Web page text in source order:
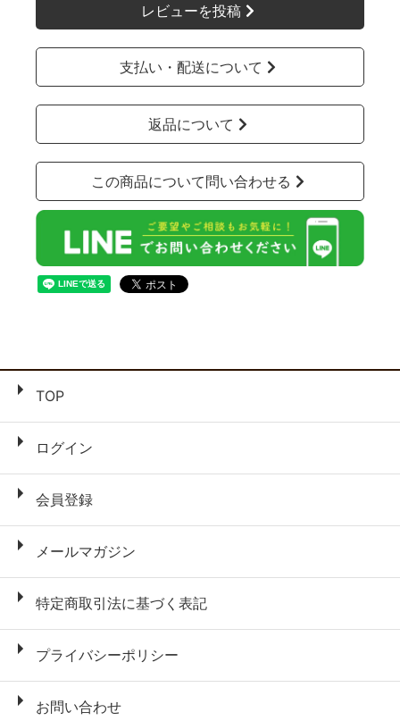
レビューを投稿
支払い・配送について
返品について
この商品について問い合わせる
TOP
ログイン
会員登録
メールマガジン
特定商取引法に基づく表記
プライバシーポリシー
お問い合わせ